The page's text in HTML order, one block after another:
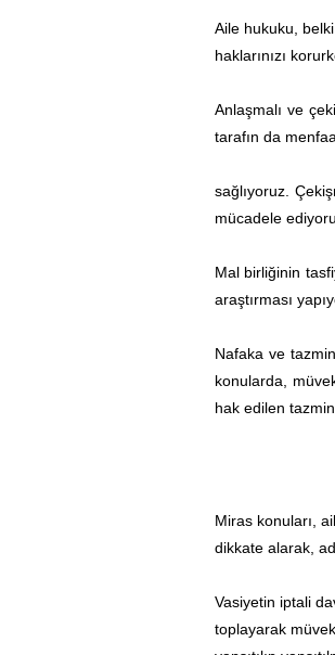
Aile hukuku,
haklarınızı
Anlaşmalı ve
tarafın da
sağlıyoruz.
mücadele
Mal birliğinin
araştırması
Nafaka ve
konularda,
hak edilen
Miras konuları,
dikkate alarak,
Vasiyetin iptali
toplayarak